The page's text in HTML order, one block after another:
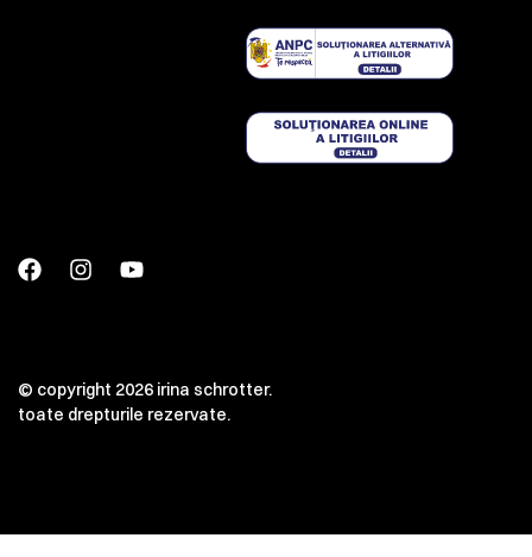
© copyright 2026 irina schrotter.
toate drepturile rezervate.